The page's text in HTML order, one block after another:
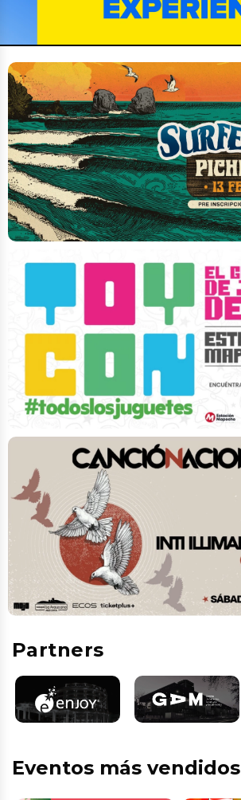
Partners
Eventos más vendidos